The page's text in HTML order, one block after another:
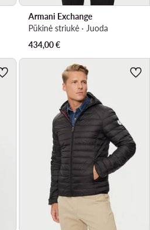
Armani Exchange
Pūkinė striukė · Juoda
434,00€